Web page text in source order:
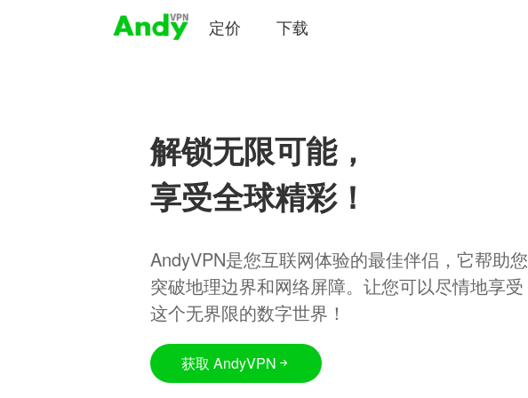
定价 下载
解锁无限可能，
享受全球精彩！
AndyVPN是您互联网体验的最佳伴侣，它帮助您
突破地理边界和网络屏障。让您可以尽情地享受
这个无界限的数字世界！
获取 AndyVPN